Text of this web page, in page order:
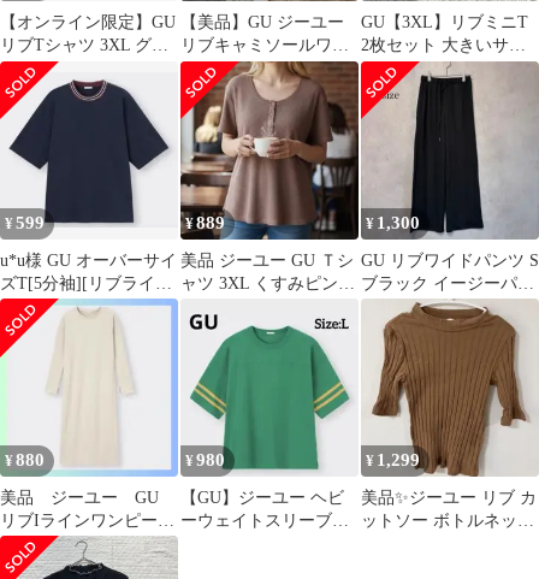
【オンライン限定】GU
リブTシャツ 3XL グレ
ー 袖丈長め 大きいサイ
ズ
【美品】GU ジーユー
リブキャミソールワン
ピース ベージュ ロング
丈
GU【3XL】リブミニT
2枚セット 大きいサイ
ズ Tシャツ ショート丈
¥599
u*u様 GU オーバーサイ
ズT[5分袖][リブライン]
XL
¥889
美品 ジーユー GU Ｔシ
ャツ 3XL くすみピンク
¥ 1,300
GU リブワイドパンツ S
ブラック イージーパン
ツ プリーツ風 ウエスト
ゴム
¥880
美品 ジーユー GU
リブIラインワンピー
ス ロング XLサイ
ズ ベージュ
¥980
【GU】ジーユー ヘビ
ーウェイトスリーブラ
¥ 1,299
美品✨️ジーユー リブ カ
ットソー ボトルネック